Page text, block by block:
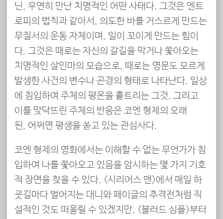
닌, 우연히 만난 치명적인 어떤 사태다. 그것은 엔트
로피의 법칙과 같아서, 의도한 바를 거스르게 만드는
무질서의 운동 자체이며, 일이 꼬이게 만드는 힘이
다. 그것은 때로는 자신의 갈길을 막거나 쫓아오는
치명적인 살인마의 모습으로, 때로는 영문도 모르게
발생한 사건의 변수나 곤경의 형태로 나타난다. 일상
에 침입하여 주체의 평온을 흩트리는 그것, 그리고
이를 맞닥뜨린 주체의 반응은 코엔 형제의 오래
된, 어쩌면 평생을 쏟고 있는 관심사다.
코엔 형제의 영화에서는 이해할 수 없는 무언가가 침
입하여 나를 쫓아오고 있음을 암시하는 몇 가지 기호
적 장면을 찾을 수 있다. <시리어스 맨>에서 매일 하
굣길마다 벌어지는 대니와 페이글의 추격전처럼 직
설적인 것도 떠올릴 수 있겠지만, <블러드 심플>부터